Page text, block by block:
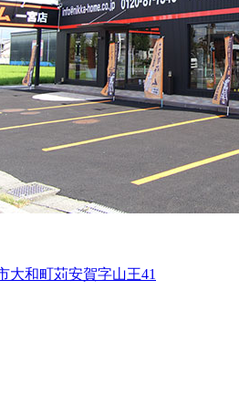
大和町苅安賀字山王41